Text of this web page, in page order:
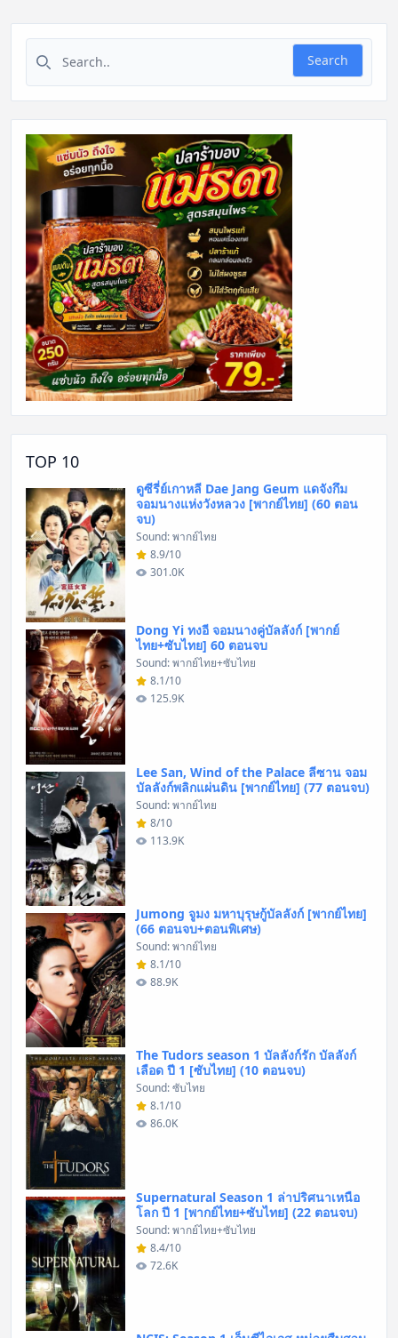
Search for:
Search
TOP 10
ดูซีรี่ย์เกาหลี Dae Jang Geum แดจังกึม
จอมนางแห่งวังหลวง [พากย์ไทย] (60 ตอน
จบ)
Sound: พากย์ไทย
8.9/10
301.0K
Dong Yi ทงอี จอมนางคู่บัลลังก์ [พากย์
ไทย+ซับไทย] 60 ตอนจบ
Sound: พากย์ไทย+ซับไทย
8.1/10
125.9K
Lee San, Wind of the Palace ลีซาน จอม
บัลลังก์พลิกแผ่นดิน [พากย์ไทย] (77 ตอนจบ)
Sound: พากย์ไทย
8/10
113.9K
Jumong จูมง มหาบุรุษกู้บัลลังก์ [พากย์ไทย]
(66 ตอนจบ+ตอนพิเศษ)
Sound: พากย์ไทย
8.1/10
88.9K
The Tudors season 1 บัลลังก์รัก บัลลังก์
เลือด ปี 1 [ซับไทย] (10 ตอนจบ)
Sound: ซับไทย
8.1/10
86.0K
Supernatural Season 1 ล่าปริศนาเหนือ
โลก ปี 1 [พากย์ไทย+ซับไทย] (22 ตอนจบ)
Sound: พากย์ไทย+ซับไทย
8.4/10
72.6K